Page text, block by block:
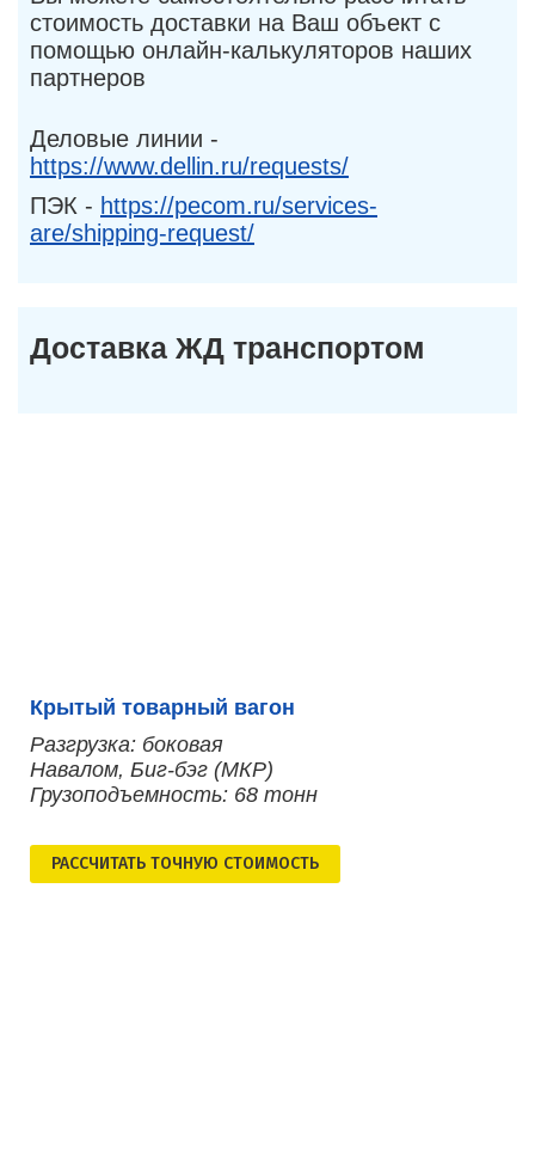
стоимость доставки на Ваш объект с
помощью онлайн-калькуляторов наших
партнеров
Деловые линии -
https://www.dellin.ru/requests/
ПЭК - https://pecom.ru/services-
are/shipping-request/
Доставка ЖД транспортом
Крытый товарный вагон
Разгрузка: боковая
Навалом, Биг-бэг (МКР)
Грузоподъемность: 68 тонн
РАСCЧИТАТЬ ТОЧНУЮ СТОИМОСТЬ